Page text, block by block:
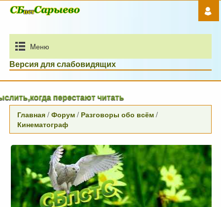
Mеню
Версия для слабовидящих
читать
Главная /Форум / Разговоры обо всём /
Кинематограф